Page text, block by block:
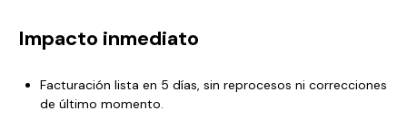
Impacto inmediato
Facturación lista en 5 días, sin reprocesos ni correcciones
de último momento.